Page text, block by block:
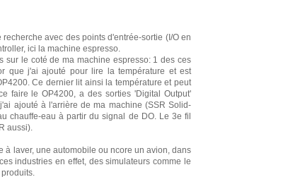
avec des points d'entrée-sortie (I/O en
ici la machine espresso.
sur le coté de ma machine espresso: 1 des ces
que j'ai ajouté pour lire la température et est
Ce dernier lit ainsi la température et peut
faire le OP4200, a des sorties 'Digital Output'
ajouté à l'arrière de ma machine (SSR Solid-
chauffe-eau à partir du signal de DO. Le 3e fil
aussi).
à laver, une automobile ou ncore un avion, dans
industries en effet, des simulateurs comme le